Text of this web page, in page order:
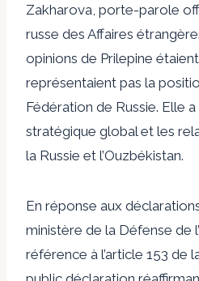
Zakharova, porte-parole
russe des Affaires
opinions de Prilepine
représentaient pas la
Fédération de Russie. Elle
stratégique global et les
la Russie et l’Ouzbékistan.
En réponse aux
ministère de la Défense de
référence à l’article 153 de